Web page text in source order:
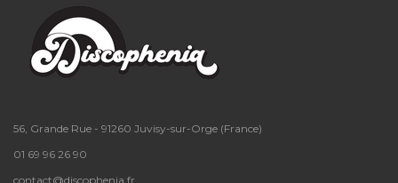
56, Grande Rue - 91260 Juvisy-sur-Orge (France)
01 69 96 26 90
contact@discophenia.fr